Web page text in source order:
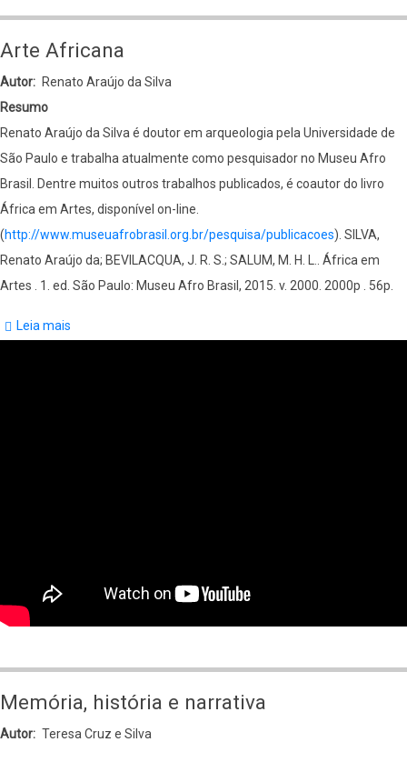
Arte Africana
Autor
Renato Araújo da Silva
Resumo
Renato Araújo da Silva é doutor em arqueologia pela Universidade de
São Paulo e trabalha atualmente como pesquisador no Museu Afro
Brasil. Dentre muitos outros trabalhos publicados, é coautor do livro
África em Artes, disponível on-line.
(http://www.museuafrobrasil.org.br/pesquisa/publicacoes). SILVA,
Renato Araújo da; BEVILACQUA, J. R. S.; SALUM, M. H. L.. África em
Artes . 1. ed. São Paulo: Museu Afro Brasil, 2015. v. 2000. 2000p . 56p.
Leia mais
Memória, história e narrativa
Autor Teresa Cruz e Silva